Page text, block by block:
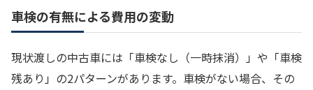
車検の有無による費用の変動
現状渡しの中古車には「車検なし（一時抹消）」や「車検
残あり」の2パターンがあります。車検がない場合、その